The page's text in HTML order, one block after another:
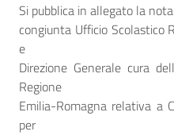
Si pubblica in allegato la
congiunta Ufficio Scolastico
e
Direzione Generale cura
Regione
Emilia-Romagna relativa a
per